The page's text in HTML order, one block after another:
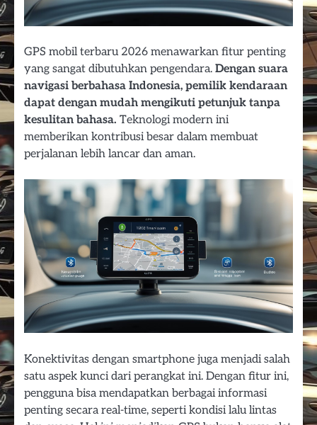
GPS mobil terbaru 2026 menawarkan fitur penting
yang sangat dibutuhkan pengendara. Dengan suara
navigasi berbahasa Indonesia, pemilik kendaraan
dapat dengan mudah mengikuti petunjuk tanpa
kesulitan bahasa. Teknologi modern ini
memberikan kontribusi besar dalam membuat
perjalanan lebih lancar dan aman.
Konektivitas dengan smartphone juga menjadi salah
satu aspek kunci dari perangkat ini. Dengan fitur ini,
pengguna bisa mendapatkan berbagai informasi
penting secara real-time, seperti kondisi lalu lintas